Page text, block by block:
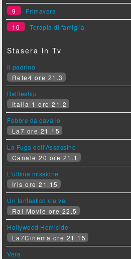
9
Primavera
10
Terapia di famiglia
Stasera in Tv
Il padrino
Rete4 ore 21.3
Battleship
Italia 1 ore 21.2
Febbre da cavallo
La7 ore 21.15
La Fuga dell'Assassino
Canale 20 ore 21.1
L'ultima missione
Iris ore 21.15
Un fantastico via vai
Rai Movie ore 22.5
Hollywood Homicide
La7Cinema ore 21.15
Vera